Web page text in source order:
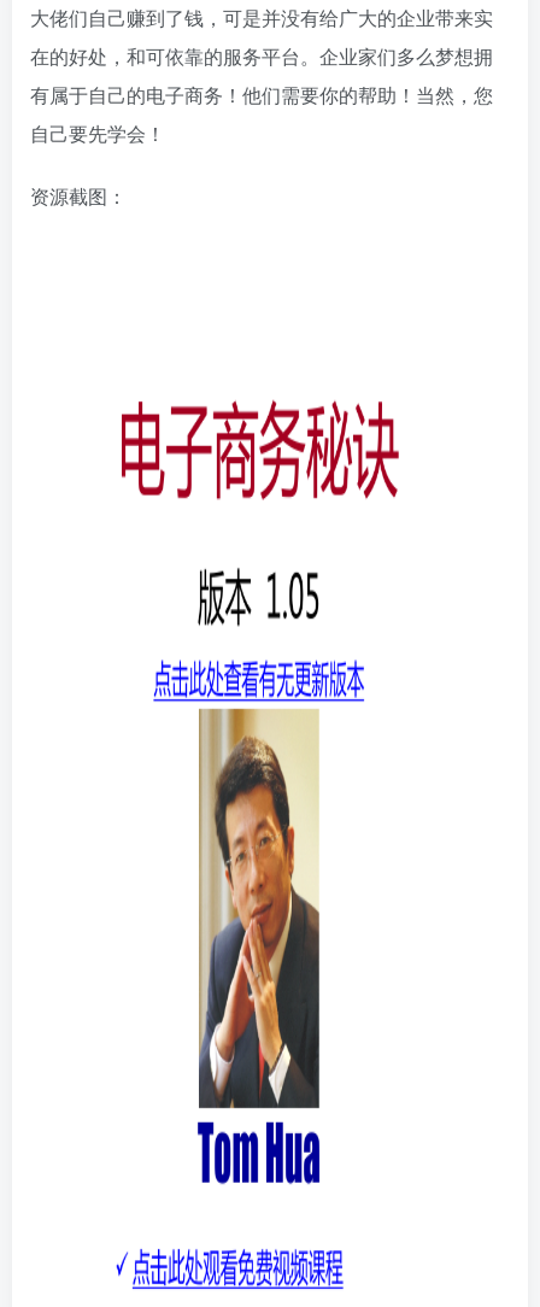
大佬们自己赚到了钱，可是并没有给广大的企业带来实
在的好处，和可依靠的服务平台。企业家们多么梦想拥
有属于自己的电子商务！他们需要你的帮助！当然，您
自己要先学会！
资源截图：